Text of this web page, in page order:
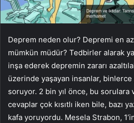
Deprem neden olur? Depremi en
mümkün müdür? Tedbirler alarak
inşa ederek depremin zararı
üzerinde yaşayan insanlar, binlerce
soruyor. 2 bin yıl önce, bu
cevaplar çok kısıtlı iken bile, bazı
kafa yoruyordu. Mesela Strabon,